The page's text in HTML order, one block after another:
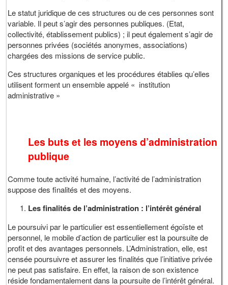
Le statut juridique de ces structures ou de ces personnes sont
variable. Il peut s’agir des personnes publiques. (Etat,
collectivité, établissement publics) ; il peut également s’agir de
personnes privées (sociétés anonymes, associations)
chargées des missions de service public.
Ces structures organiques et les procédures établies qu’elles
utilisent forment un ensemble appelé « institution
administrative »
Les buts et les moyens d’administration
publique
Comme toute activité humaine, l’activité de l’administration
suppose des finalités et des moyens.
Les finalités de l’administration : l’intérêt général
Le poursuivi par le particulier est essentiellement égoïste et
personnel, le mobile d’action de particulier est la poursuite de
profit et des avantages personnels. L’Administration, elle, est
censée poursuivre et assurer les finalités que l’initiative privée
ne peut pas satisfaire. En effet, la raison de son existence
réside fondamentalement dans la poursuite de l’intérêt général.